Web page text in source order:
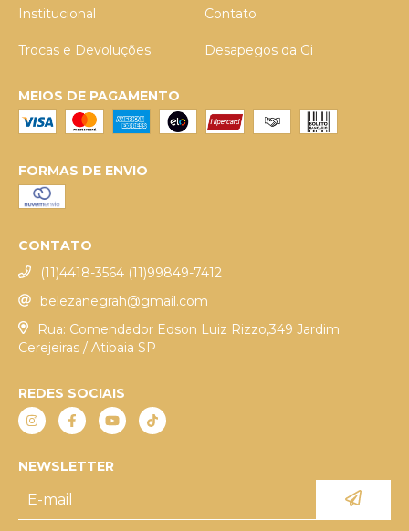
Institucional Contato
Trocas e Devoluções Desapegos da Gi
MEIOS DE PAGAMENTO
FORMAS DE ENVIO
CONTATO
(11)4418-3564 (11)99849-7412
belezanegrah@gmail.com
Rua: Comendador Edson Luiz Rizzo,349 Jardim
Cerejeiras / Atibaia SP
REDES SOCIAIS
NEWSLETTER